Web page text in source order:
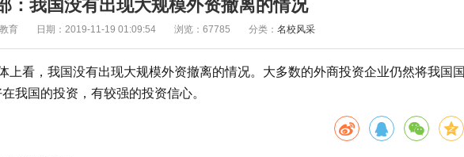
：我国没有出现大规模外资撤离的情况
育 日期：2019-11-19 01:09:54 浏览：67785 分类：名校风采
上看，我国没有出现大规模外资撤离的情况。大多数的外商投资企业仍然将我国国
我国的投资，有较强的投资信心。